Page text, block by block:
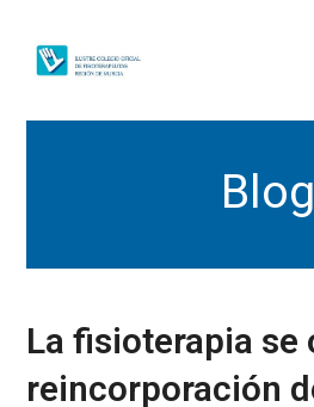
Blog
La fisioterapia se
reincorporación